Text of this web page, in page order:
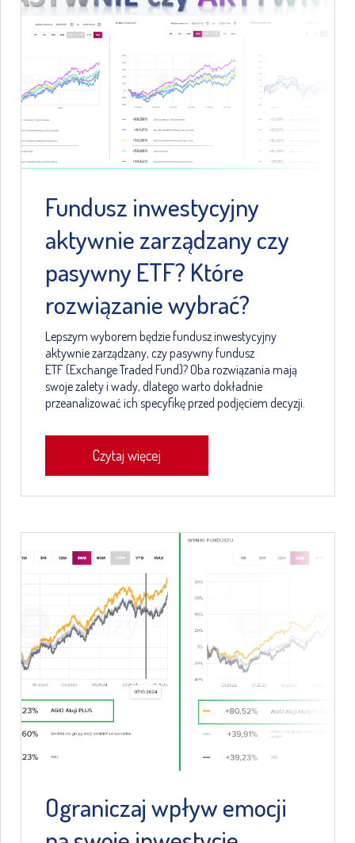
Fundusz inwestycyjny
aktywnie zarządzany czy
pasywny ETF? Które
rozwiązanie wybrać?
Lepszym wyborem będzie fundusz inwestycyjny
aktywnie zarządzany, czy pasywny fundusz
ETF (Exchange Traded Fund)? Oba rozwiązania mają
swoje zalety i wady, dlatego warto dokładnie
przeanalizować ich specyfikę przed podjęciem decyzji.
Czytaj więcej
Ograniczaj wpływ emocji